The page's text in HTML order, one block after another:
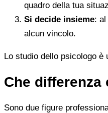
quadro della tua
Si decide insieme:
alcun vincolo.
Lo studio dello psicologo
Che
Sono due figure